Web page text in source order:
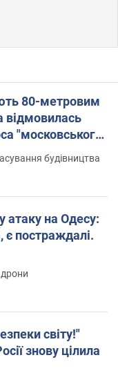
80-метровим
"московського
будівництва
атаку на Одесу:
є постраждалі.
світу!"
знову цілила